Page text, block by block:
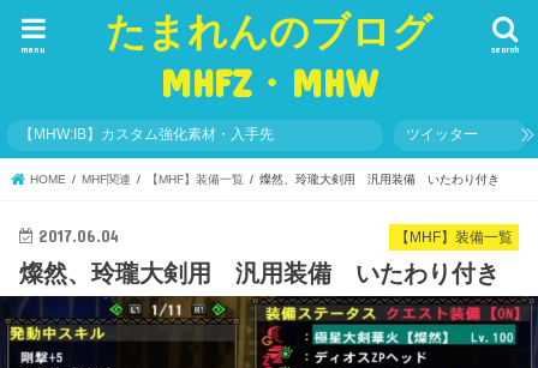
たまれんのブログ
MHFZ・MHW
search
menu
【MHW:IB】カスタム強化素材・入手先 ツイッター
HOME MHF関連 【MHF】装備一覧 燦然、玲瓏大剣用 汎用装備 いたわり付き
【MHF】装備一覧
2017.06.04
燦然、玲瓏大剣用 汎用装備 いたわり付き